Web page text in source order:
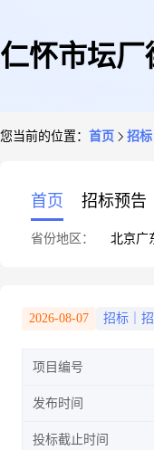
仁怀市坛
您当前的位置： 首页 招
首页 招标预告
省份地区： 北京广
2026-08-07 招标｜
项目编号
发布时间
投标截止时间